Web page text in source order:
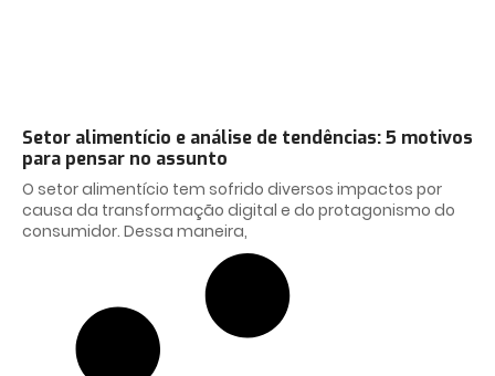
Setor alimentício e análise de tendências: 5 motivos
para pensar no assunto
O setor alimentício tem sofrido diversos impactos por
causa da transformação digital e do protagonismo do
consumidor. Dessa maneira,